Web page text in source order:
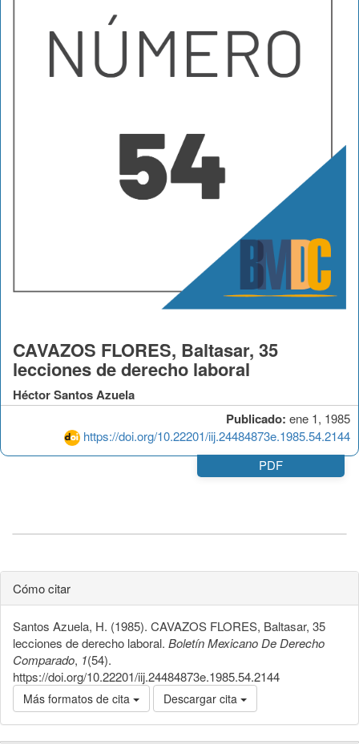
Publicado: ene 1, 1985
https://doi.org/10.22201/iij.24484873e.1985.54.2144
CAVAZOS FLORES, Baltasar, 35
lecciones de derecho laboral
Héctor Santos Azuela
PDF
Cómo citar
Santos Azuela, H. (1985). CAVAZOS FLORES, Baltasar, 35
lecciones de derecho laboral. Boletín Mexicano De Derecho
Comparado, 1(54).
https://doi.org/10.22201/iij.24484873e.1985.54.2144
Más formatos de cita Descargar cita